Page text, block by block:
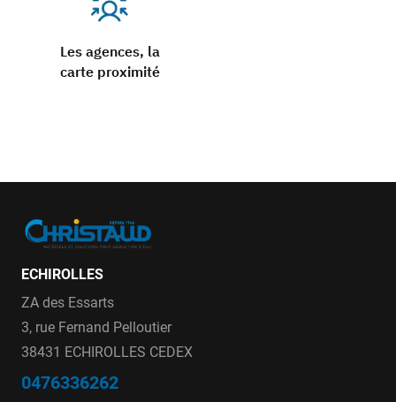
Les agences, la
carte proximité
ECHIROLLES
ZA des Essarts
3, rue Fernand Pelloutier
38431 ECHIROLLES CEDEX
0476336262